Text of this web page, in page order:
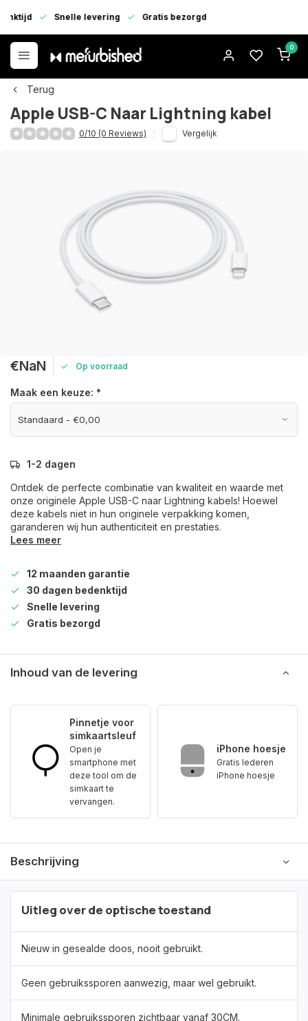
Snelle levering Gratis bezorgd
0
Terug
Apple USB-C Naar Lightning kabel
0/10 (0 Reviews) Vergelijk
€NaN Op voorraad
Maak een keuze: *
1-2 dagen
Ontdek de perfecte combinatie van kwaliteit en waarde met
onze originele Apple USB-C naar Lightning kabels! Hoewel
deze kabels niet in hun originele verpakking komen,
garanderen wij hun authenticiteit en prestaties.
Lees meer
12 maanden garantie
30 dagen bedenktijd
Snelle levering
Gratis bezorgd
Inhoud van de levering
Pinnetje voor
simkaartsleuf
Open je
smartphone met
deze tool om de
simkaart te
vervangen.
iPhone hoesje
Gratis lederen
iPhone hoesje
Beschrijving
Uitleg over de optische toestand
Nieuw in gesealde doos, nooit gebruikt.
Geen gebruikssporen aanwezig, maar wel gebruikt.
Minimale gebruikssporen zichtbaar vanaf 30CM.